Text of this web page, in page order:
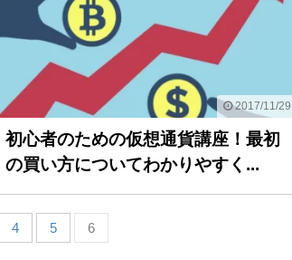
2017/11/29
初心者のための仮想通貨講座！最初
の買い方についてわかりやすく...
4 5 6